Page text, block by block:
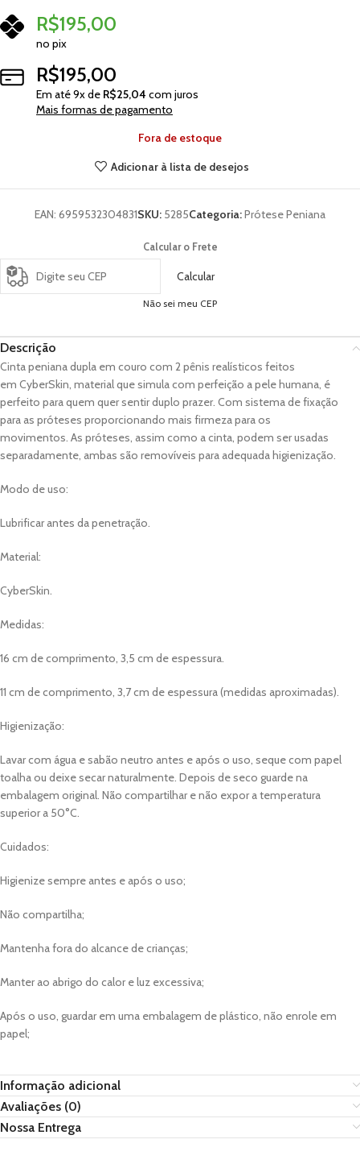
R$195,00
no pix
R$195,00
Em até9x de R$25,04 com juros
Mais formas de pagamento
Fora de estoque
Adicionar à lista de desejos
EAN: 6959532304831SKU: 5285Categoria:Prótese Peniana
Calcular o Frete
Calcular
Não sei meu CEP
Descrição
Cinta peniana dupla em couro com 2 pênis realísticos feitos
em CyberSkin, material que simula com perfeição a pele humana, é
perfeito para quem quer sentir duplo prazer. Com sistema de fixação
para as próteses proporcionando mais firmeza para os
movimentos. As próteses, assim como a cinta, podem ser usadas
separadamente, ambas são removíveis para adequada higienização.
Modo de uso:
Lubrificar antes da penetração.
Material:
CyberSkin.
Medidas:
16 cm de comprimento, 3,5 cm de espessura.
11 cm de comprimento, 3,7 cm de espessura (medidas aproximadas).
Higienização:
Lavar com água e sabão neutro antes e após o uso, seque com papel
toalha ou deixe secar naturalmente. Depois de seco guarde na
embalagem original. Não compartilhar e não expor a temperatura
superior a 50°C.
Cuidados:
Higienize sempre antes e após o uso;
Não compartilha;
Mantenha fora do alcance de crianças;
Manter ao abrigo do calor e luz excessiva;
Após o uso, guardar em uma embalagem de plástico, não enrole em
papel;
Informação adicional
Avaliações (0)
Nossa Entrega